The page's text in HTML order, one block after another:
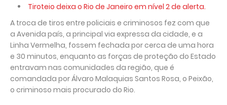
Tiroteio deixa o Rio de Janeiro em nível 2 de alerta.
A troca de tiros entre policiais e criminosos fez com que
a Avenida país, a principal via expressa da cidade, e a
Linha Vermelha, fossem fechada por cerca de uma hora
e 30 minutos, enquanto as forças de proteção do Estado
entravam nas comunidades da região, que é
comandada por Álvaro Malaquias Santos Rosa, o Peixão,
o criminoso mais procurado do Rio.